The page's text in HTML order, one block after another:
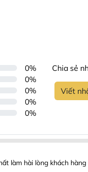
0%
0%
0%
0%
0%
Chia sẻ
Viết
làm hài lòng khách hàng